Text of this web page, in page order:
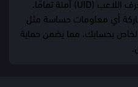
تعتبر عملية الشحن باستخدام معرف اللاعب (UID) آمنة تمامًا.
أي معلومات حساسة مثل
الخاص بحسابك، مما يضمن حماية